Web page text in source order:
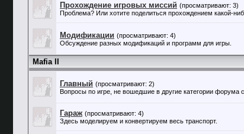
Прохождение игровых миссий (просматривают: 3)
Проблема? Или хотите поделиться прохождением какой-
Модификации (просматривают: 4)
Обсуждение разных модификаций и программ для игры.
Mafia II
Главный (просматривают: 2)
Вопросы по игре, не вошедшие в другие категории форума
Гараж (просматривают: 4)
Здесь моделируем и конвертируем весь транспорт.